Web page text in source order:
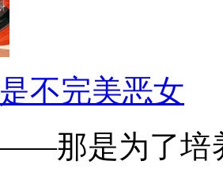
不完美恶女
那是为了培